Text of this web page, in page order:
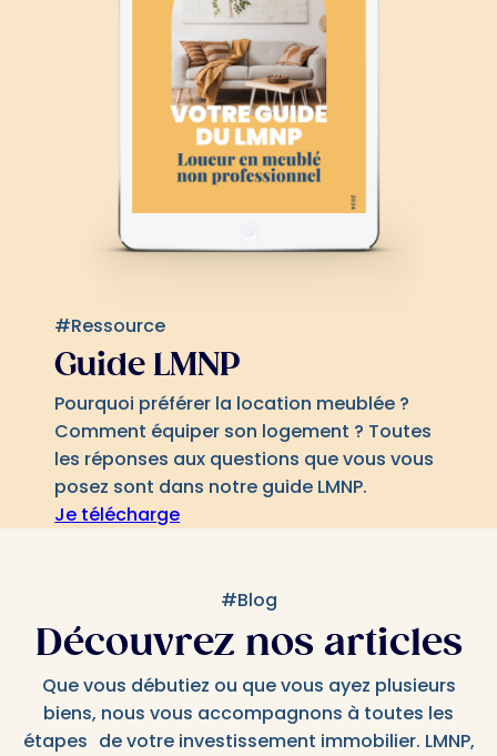
#Ressource
Guide LMNP
Pourquoi préférer la location meublée ?
Comment équiper son logement ? Toutes
les réponses aux questions que vous vous
posez sont dans notre guide LMNP.
Je télécharge
#Blog
Découvrez nos articles
Que vous débutiez ou que vous ayez plusieurs
biens, nous vous accompagnons à toutes les
étapes de votre investissement immobilier. LMNP,